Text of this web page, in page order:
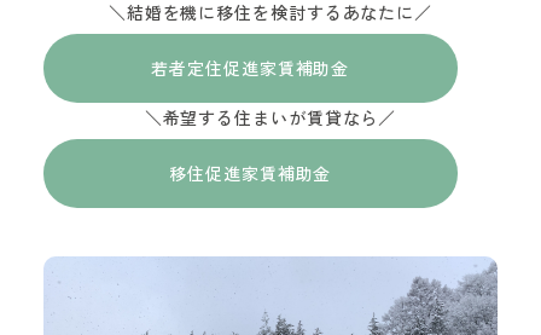
＼結婚を機に移住を検討するあなたに／
若者定住促進家賃補助金
＼希望する住まいが賃貸なら／
移住促進家賃補助金